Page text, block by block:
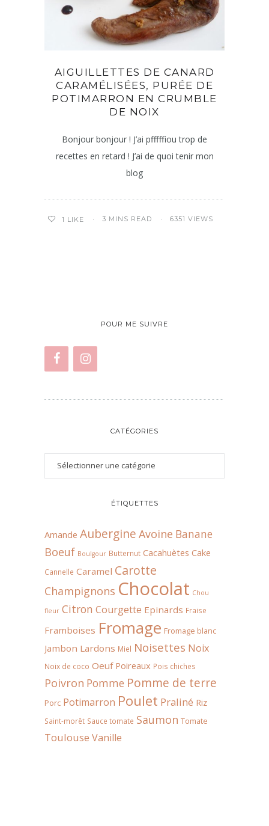
AIGUILLETTES DE CANARD
CARAMÉLISÉES, PURÉE DE
POTIMARRON EN CRUMBLE
DE NOIX
Bonjour bonjour ! J’ai pfffffiou trop de
recettes en retard ! J’ai de quoi tenir mon
blog
1 LIKE 3 MINS READ 6351 VIEWS
POUR ME SUIVRE
CATÉGORIES
ÉTIQUETTES
Amande Aubergine Avoine Banane
Boeuf Boulgour Butternut Cacahuètes Cake
Cannelle Caramel Carotte
Champignons Chocolat Chou
fleur Citron Courgette Epinards Fraise
Framboises Fromage Fromage blanc
Jambon Lardons Miel Noisettes Noix
Noix de coco Oeuf Poireaux Pois chiches
Poivron Pomme Pomme de terre
Porc Potimarron Poulet Praliné Riz
Saint-morêt Sauce tomate Saumon Tomate
Toulouse Vanille